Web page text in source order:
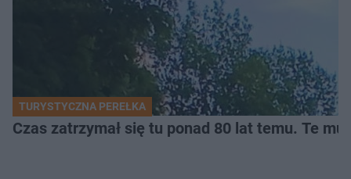
TURYSTYCZNA PEREŁKA
Czas zatrzymał się tu ponad 80 lat temu. Te